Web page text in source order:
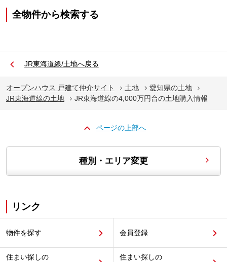
全物件から検索する
JR東海道線/土地へ戻る
オープンハウス 戸建て仲介サイト 土地
愛知県の土地
JR東海道線の土地
JR東海道線の4,000万円台の土地購入情報
ページの上部へ
種別・エリア変更
リンク
物件を探す 会員登録
住まい探しの
住まい探しの